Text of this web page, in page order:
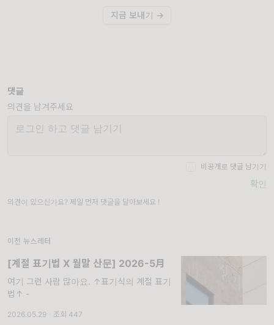
지금 보내기 →
댓글
의견을 남겨주세요
비공개로 댓글 남기기
확인
의견이 있으신가요? 제일 먼저 댓글을 달아보세요 !
이전 뉴스레터
[계절 표기법 X 월말 산문] 2026-5月
여기 그런 사람 많아요. ↑표기식의 계절 표기
법↑ -
2026.05.29 조회 447